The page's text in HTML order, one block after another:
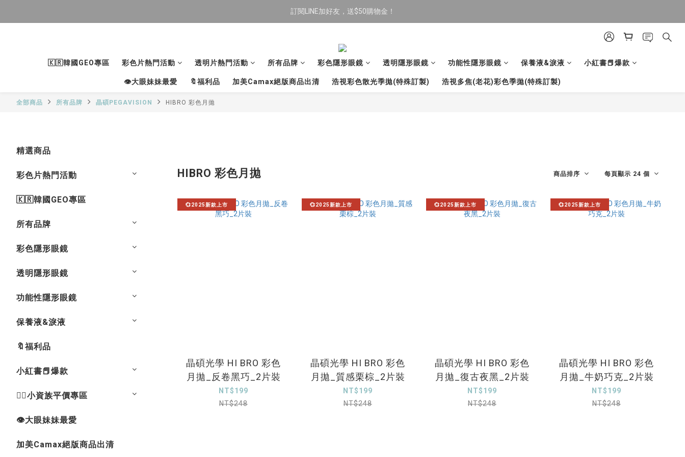
限時全館滿$699免運
訂閱LINE加好友，送$50購物金！
🇰🇷韓國GEO專區 彩色片熱門活動 透明片熱門活動 所有品牌 彩色隱形眼鏡 透明隱形眼鏡 功能性隱形眼鏡 保養液&淚液 小紅書📕爆款
👁大眼妹妹最愛 🔖福利品 加美Camax絕版商品出清 浩視彩色散光季拋(特殊訂製) 浩視多焦(老花)彩色季拋(特殊訂製)
全部商品 所有品牌 晶碩PEGAVISION HIBRO 彩色月拋
精選商品
彩色片熱門活動
🇰🇷韓國GEO專區
所有品牌
彩色隱形眼鏡
透明隱形眼鏡
功能性隱形眼鏡
保養液&淚液
🔖福利品
小紅書📕爆款
💁‍♀️小資族平價專區
👁大眼妹妹最愛
加美Camax絕版商品出清
HIBRO 彩色月拋 商品排序 每頁顯示 24 個
💞2025新款上市
晶碩光學 HI BRO 彩色
月拋_反卷黑巧_2片裝
NT$199
NT$248
💞2025新款上市
晶碩光學 HI BRO 彩色
月拋_質感栗棕_2片裝
NT$199
NT$248
💞2025新款上市
晶碩光學 HI BRO 彩色
月拋_復古夜黑_2片裝
NT$199
NT$248
💞2025新款上市
晶碩光學 HI BRO 彩色
月拋_牛奶巧克_2片裝
NT$199
NT$248